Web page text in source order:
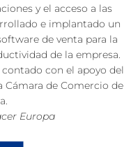
y el acceso a las
e implantado un
de venta para la
de la empresa.
con el apoyo del
Cámara de Comercio de
Europa